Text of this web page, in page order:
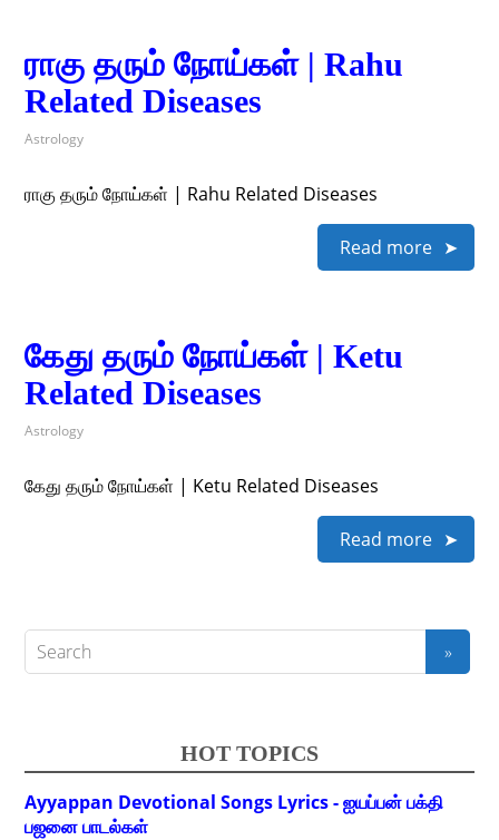
ராகு தரும் நோய்கள் | Rahu
Related Diseases
Astrology
ராகு தரும் நோய்கள் | Rahu Related Diseases
Read more
கேது தரும் நோய்கள் | Ketu
Related Diseases
Astrology
கேது தரும் நோய்கள் | Ketu Related Diseases
Read more
HOT TOPICS
Ayyappan Devotional Songs Lyrics - ஐயப்பன் பக்தி
பஜனை பாடல்கள்